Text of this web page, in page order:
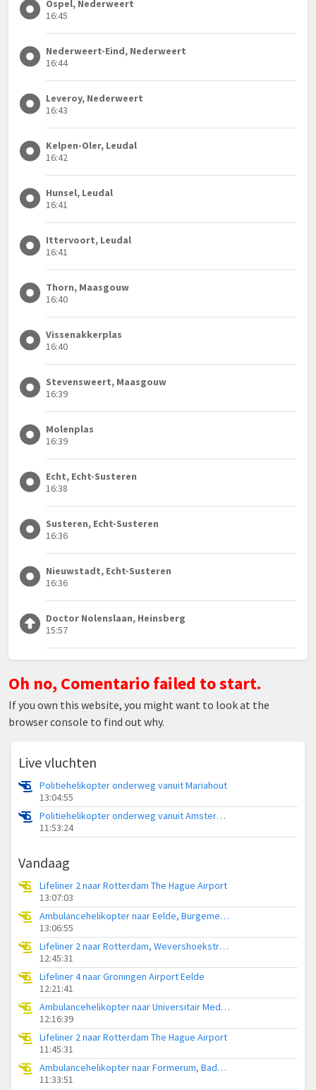
Ospel, Nederweert
16:45
Nederweert-Eind, Nederweert
16:44
Leveroy, Nederweert
16:43
Kelpen-Oler, Leudal
16:42
Hunsel, Leudal
16:41
Ittervoort, Leudal
16:41
Thorn, Maasgouw
16:40
Vissenakkerplas
16:40
Stevensweert, Maasgouw
16:39
Molenplas
16:39
Echt, Echt-Susteren
16:38
Susteren, Echt-Susteren
16:36
Nieuwstadt, Echt-Susteren
16:36
Doctor Nolenslaan, Heinsberg
15:57
Oh no, Comentario failed to start.
If you own this website, you might want to look at the
browser console to find out why.
Live vluchten
Politiehelikopter onderweg vanuit Mariahout
13:04:55
Politiehelikopter onderweg vanuit Amsterdam Vliegveld Schiphol
11:53:24
Vandaag
Lifeliner 2 naar Rotterdam The Hague Airport
13:07:03
Ambulancehelikopter naar Eelde, Burgemeester J.G. Legroweg
13:06:55
Lifeliner 2 naar Rotterdam, Wevershoekstraat
12:45:31
Lifeliner 4 naar Groningen Airport Eelde
12:21:41
Ambulancehelikopter naar Universitair Medisch Centrum Groningen
12:16:39
Lifeliner 2 naar Rotterdam The Hague Airport
11:45:31
Ambulancehelikopter naar Formerum, Badweg Formerum
11:33:51